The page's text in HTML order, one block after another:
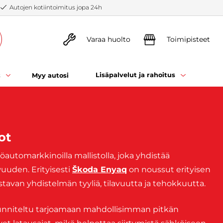
Autojen kotiintoimitus jopa 24h
Varaa huolto Toimipisteet
Myy autosi Lisäpalvelut ja rahoitus
mallistolla, joka yhdistää
Erityisesti Škoda Enyaq on noussut erityisen
yhdistelmän tyyliä, tilavuutta ja tehokkuutta.
tarjoamaan mahdollisimman pitkän